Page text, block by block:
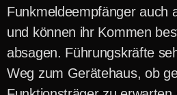
Funkmeldeempfänger auch
und können ihr Kommen
absagen. Führungskräfte
Weg zum Gerätehaus, ob